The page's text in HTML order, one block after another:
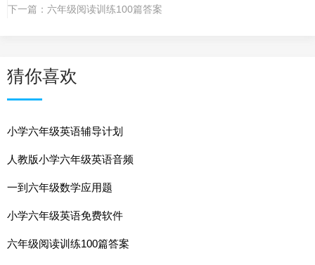
下一篇： 六年级阅读训练100篇答案
猜你喜欢
小学六年级英语辅导计划
人教版小学六年级英语音频
一到六年级数学应用题
小学六年级英语免费软件
六年级阅读训练100篇答案